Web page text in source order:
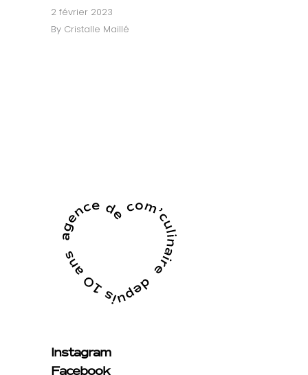
2 février 2023
By Cristalle Maillé
Instagram
Facebook